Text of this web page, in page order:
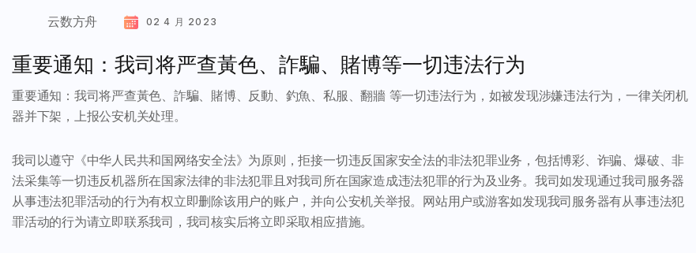
云数方舟 02 4 月 2023
重要通知：我司将严查黃色、詐騙、賭博等一切违法行为
重要通知：我司将严查黃色、詐騙、賭博、反動、釣魚、私服、翻牆 等一切违法行为，如被发现涉嫌违法行为，一律关闭机
器并下架，上报公安机关处理。
我司以遵守《中华人民共和国网络安全法》为原则，拒接一切违反国家安全法的非法犯罪业务，包括博彩、诈骗、爆破、非
法采集等一切违反机器所在国家法律的非法犯罪且对我司所在国家造成违法犯罪的行为及业务。我司如发现通过我司服务器
从事违法犯罪活动的行为有权立即删除该用户的账户，并向公安机关举报。网站用户或游客如发现我司服务器有从事违法犯
罪活动的行为请立即联系我司，我司核实后将立即采取相应措施。